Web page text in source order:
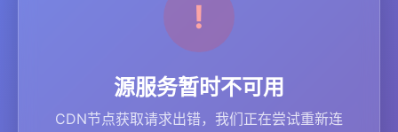
源服务暂时不可用
CDN节点获取请求出错，我们正在尝试重新连